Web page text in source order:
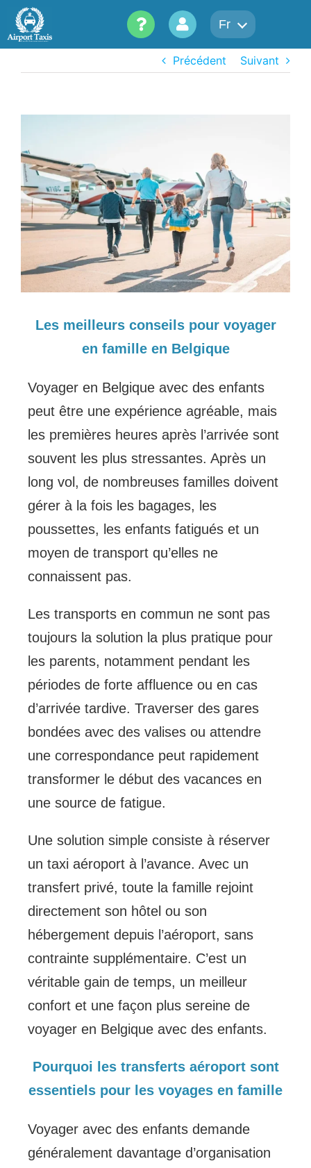
Skip
content
Fr
Précédent Suivant
Image
Les meilleurs conseils pour voyager
en famille en Belgique
Voyager en Belgique avec des enfants
peut être une expérience agréable, mais
les premières heures après l’arrivée sont
souvent les plus stressantes. Après un
long vol, de nombreuses familles doivent
gérer à la fois les bagages, les
poussettes, les enfants fatigués et un
moyen de transport qu’elles ne
connaissent pas.
Les transports en commun ne sont pas
toujours la solution la plus pratique pour
les parents, notamment pendant les
périodes de forte affluence ou en cas
d’arrivée tardive. Traverser des gares
bondées avec des valises ou attendre
une correspondance peut rapidement
transformer le début des vacances en
une source de fatigue.
Une solution simple consiste à réserver
un taxi aéroport à l’avance. Avec un
transfert privé, toute la famille rejoint
directement son hôtel ou son
hébergement depuis l’aéroport, sans
contrainte supplémentaire. C’est un
véritable gain de temps, un meilleur
confort et une façon plus sereine de
voyager en Belgique avec des enfants.
Pourquoi les transferts aéroport sont
essentiels pour les voyages en famille
Voyager avec des enfants demande
généralement davantage d’organisation